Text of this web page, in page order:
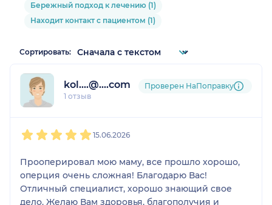
Бережный подход к лечению (1)
Находит контакт с пациентом (1)
Сортировать:
kol....@....com
1 отзыв
Проверен НаПоправку
15.06.2026
Прооперировал мою маму, все прошло хорошо,
оперция очень сложная! Благодарю Вас!
Отличный специалист, хорошо знающий свое
дело. Желаю Вам здоровья, благополучия и